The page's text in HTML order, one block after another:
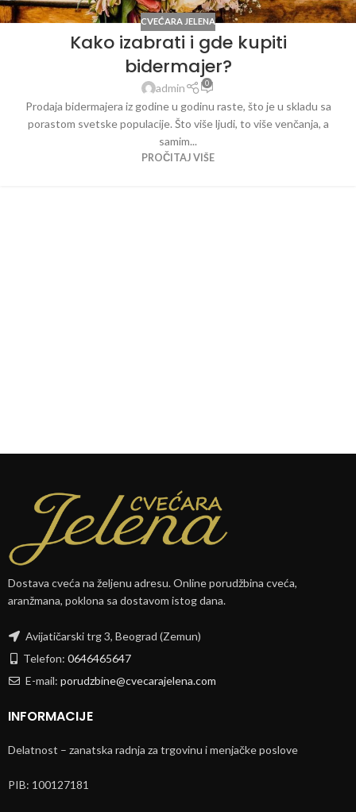
CVEĆARA JELENA
Kako izabrati i gde kupiti
bidermajer?
admin 0
Prodaja bidermajera iz godine u godinu raste, što je u skladu sa
porastom svetske populacije. Što više ljudi, to više venčanja, a
samim...
PROČITAJ VIŠE
Dostava cveća na željenu adresu. Online porudžbina cveća,
aranžmana, poklona sa dostavom istog dana.
Avijatičarski trg 3, Beograd (Zemun)
Telefon: 0646465647
E-mail: porudzbine@cvecarajelena.com
INFORMACIJE
Delatnost – zanatska radnja za trgovinu i menjačke poslove
PIB: 100127181